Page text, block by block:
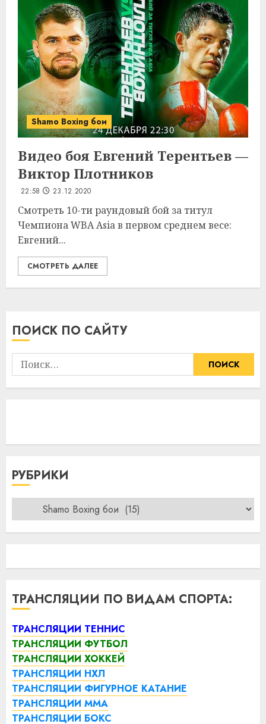
Shamo Boxing бои
Видео боя Евгений Терентьев —
Виктор Плотников
22:58 23.12.2020
Смотреть 10-ти раундовый бой за титул
Чемпиона WBA Asia в первом среднем весе:
Евгений...
СМОТРЕТЬ ДАЛЕЕ
ПОИСК ПО САЙТУ
Найти:
РУБРИКИ
Рубрики
ТРАНСЛЯЦИИ ПО ВИДАМ СПОРТА:
ТРАНСЛЯЦИИ ТЕННИС
ТРАНСЛЯЦИИ ФУТБОЛ
ТРАНСЛЯЦИИ ХОККЕЙ
ТРАНСЛЯЦИИ НХЛ
ТРАНСЛЯЦИИ ФИГУРНОЕ КАТАНИЕ
ТРАНСЛЯЦИИ ММА
ТРАНСЛЯЦИИ БОКС